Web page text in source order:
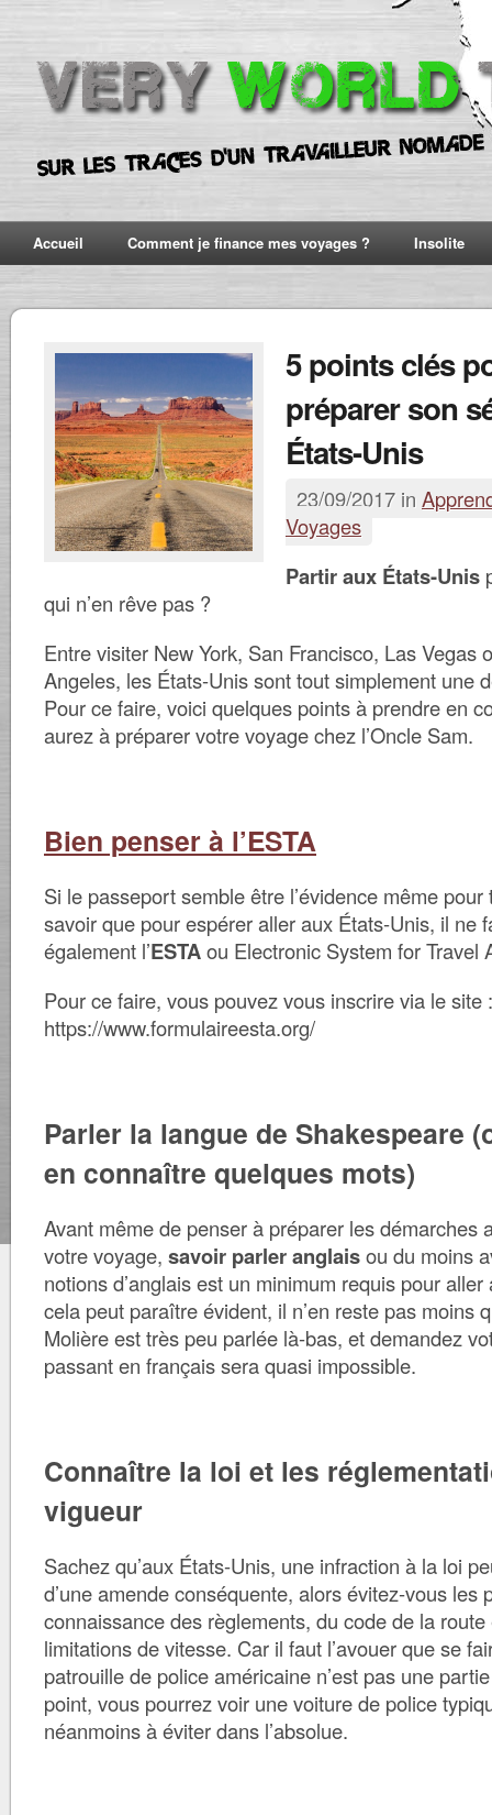
Accueil Comment je finance mes voyages ? Insolite
5 points clés
préparer son
États-Unis
23/09/2017 in
Voyages
Partir aux États-Unis
qui n’en rêve pas ?
Entre visiter New York, San Francisco, Las Vegas
Angeles, les États-Unis sont tout simplement une
Pour ce faire, voici quelques points à prendre en
aurez à préparer votre voyage chez l’Oncle Sam.
Bien penser à l’ESTA
Si le passeport semble être l’évidence même
savoir que pour espérer aller aux États-Unis, il ne
également l’ESTAou Electronic System for Travel
Pour ce faire, vous pouvez vous inscrire via le site :
https://www.formulaireesta.org/
Parler la langue de Shakespeare
en connaître quelques mots)
Avant même de penser à préparer les démarches
votre voyage, savoir parler anglaisou du moins
notions d’anglais est un minimum requis pour
cela peut paraître évident, il n’en reste pas moins
Molière est très peu parlée là-bas, et demandez
passant en français sera quasi impossible.
Connaître la loi et les
vigueur
Sachez qu’aux États-Unis, une infraction à la loi
d’une amende conséquente, alors évitez-vous les
connaissance des règlements, du code de la
limitations de vitesse. Car il faut l’avouer que se
patrouille de police américaine n’est pas une
point, vous pourrez voir une voiture de police
néanmoins à éviter dans l’absolue.